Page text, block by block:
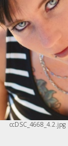
ccDSC_4668_4.2.jpg